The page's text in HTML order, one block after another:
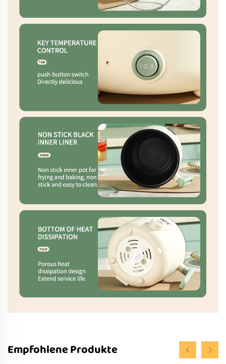
Empfohlene Produkte